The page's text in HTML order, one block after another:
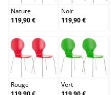
Nature
119,90 €
Noir
119,90 €
Rouge
Rouge
Vert
Vert